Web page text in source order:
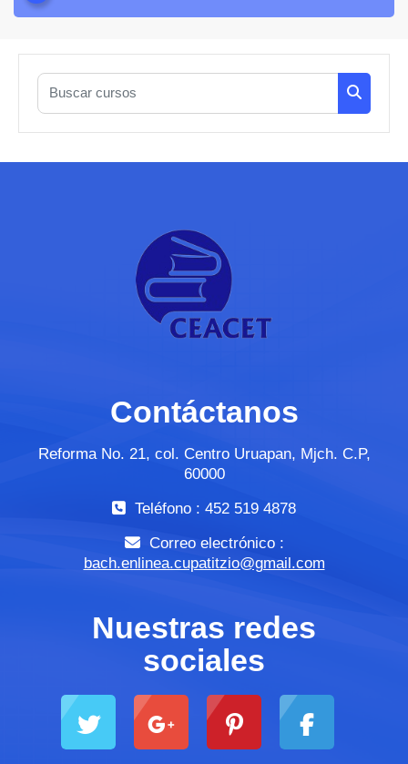
Buscar cursos
Buscar
Contáctanos
Reforma No. 21, col. Centro Uruapan, Mjch. C.P,
60000
Teléfono : 452 519 4878
Correo electrónico :
bach.enlinea.cupatitzio@gmail.com
Nuestras redes
sociales